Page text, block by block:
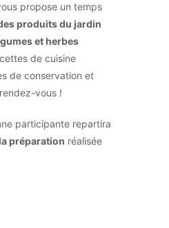
propose un temps
produits du jardin
et herbes
de cuisine
de conservation et
vous !
participante repartira
préparation réalisée